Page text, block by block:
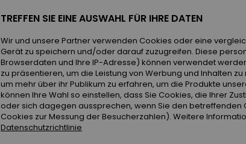
TREFFEN SIE EINE AUSWAHL FÜR IHRE DATEN
Wir und unsere Partner verwenden Cookies oder eine
Gerät zu speichern und/oder darauf zuzugreifen. Diese
Browserdaten und Ihre IP-Adresse) können verwendet
zu präsentieren, um die Leistung von Werbung und Inhalten
um mehr über ihr Publikum zu erfahren, um die Produkte
können Ihre Wahl so einstellen, dass Sie Cookies, die Ihrer
oder sich dagegen aussprechen, wenn Sie den betreffenden
Cookies zur Messung der Besucherzahlen). Weitere
Datenschutzrichtlinie